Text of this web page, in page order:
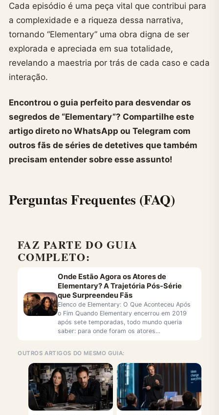
Cada episódio é uma peça vital que contribui para
a complexidade e a riqueza dessa narrativa,
tornando “Elementary” uma obra digna de ser
explorada e apreciada em sua totalidade,
revelando a maestria por trás de cada caso e cada
interação.
Encontrou o guia perfeito para desvendar os
segredos de “Elementary”? Compartilhe este
artigo direto no WhatsApp ou Telegram com
outros fãs de séries de detetives que também
precisam entender sobre esse assunto!
Perguntas Frequentes (FAQ)
FAZ PARTE DO GUIA
COMPLETO:
Onde Estão Agora os Atores de
Elementary? A Trajetória Pós-Série
que Surpreendeu Fãs
Elenco de Elementary: O Que Aconteceu Após
o Fim Quando Elementary encerrou em 2019
após sete temporadas, todo mundo queria
saber: para onde foram os atores…
OUTROS ARTIGOS DO MESMO GUIA: